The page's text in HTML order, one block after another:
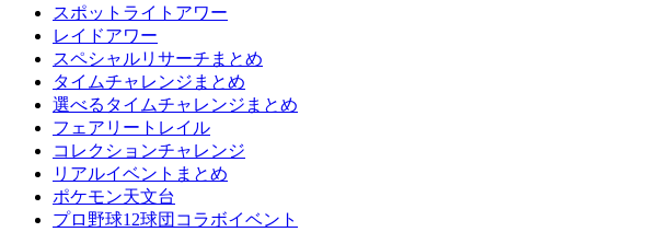
スポットライトアワー
レイドアワー
スペシャルリサーチまとめ
タイムチャレンジまとめ
選べるタイムチャレンジまとめ
フェアリートレイル
コレクションチャレンジ
リアルイベントまとめ
ポケモン天文台
プロ野球12球団コラボイベント